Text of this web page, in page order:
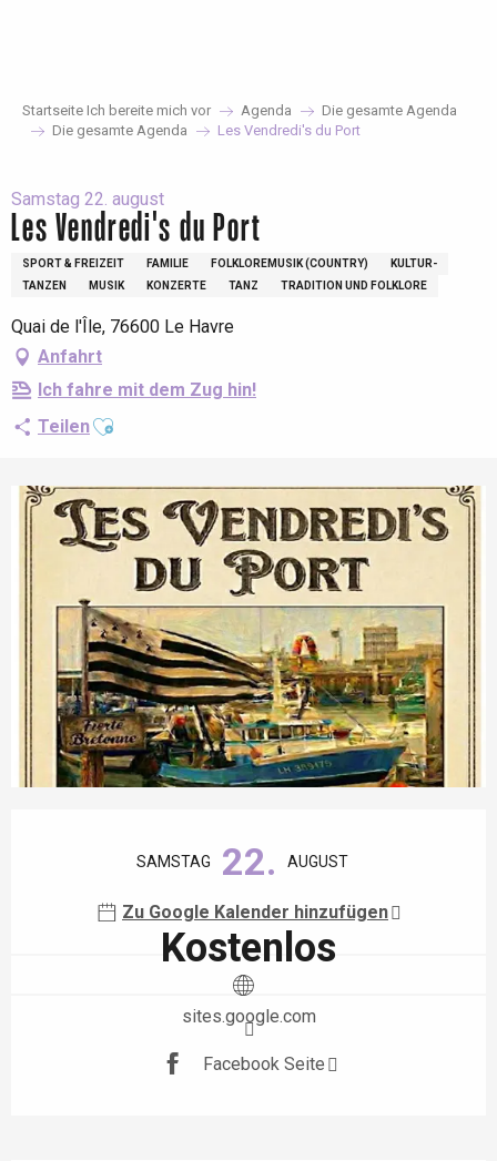
Startseite Ich bereite mich vor Agenda
Die gesamte Agenda
Die gesamte Agenda
Les Vendredi's du Port
Samstag 22. august
Les Vendredi's du Port
SPORT & FREIZEIT FAMILIE FOLKLOREMUSIK (COUNTRY)
KULTUR-
TANZEN
MUSIK KONZERTE TANZ TRADITION UND FOLKLORE
Quai de l'Île, 76600 Le Havre
Anfahrt
Ich fahre mit dem Zug hin!
TeilenAjouter aux favoris
SAMSTAG 22. AUGUST
Zu Google Kalender hinzufügen
Kostenlos
sites.google.com
Facebook Seite